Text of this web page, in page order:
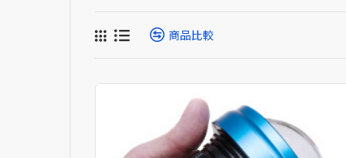
商品比較